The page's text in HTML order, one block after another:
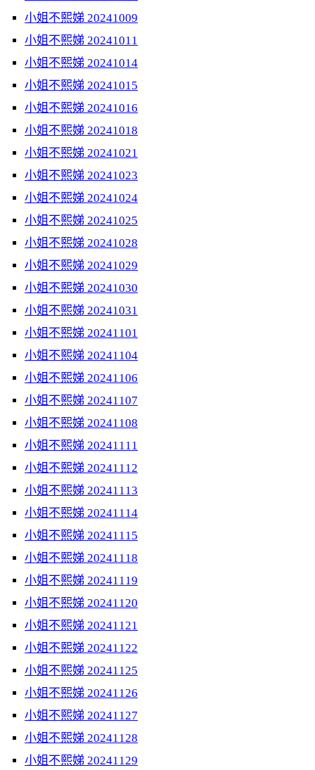
小姐不熙娣 20241009
小姐不熙娣 20241011
小姐不熙娣 20241014
小姐不熙娣 20241015
小姐不熙娣 20241016
小姐不熙娣 20241018
小姐不熙娣 20241021
小姐不熙娣 20241023
小姐不熙娣 20241024
小姐不熙娣 20241025
小姐不熙娣 20241028
小姐不熙娣 20241029
小姐不熙娣 20241030
小姐不熙娣 20241031
小姐不熙娣 20241101
小姐不熙娣 20241104
小姐不熙娣 20241106
小姐不熙娣 20241107
小姐不熙娣 20241108
小姐不熙娣 20241111
小姐不熙娣 20241112
小姐不熙娣 20241113
小姐不熙娣 20241114
小姐不熙娣 20241115
小姐不熙娣 20241118
小姐不熙娣 20241119
小姐不熙娣 20241120
小姐不熙娣 20241121
小姐不熙娣 20241122
小姐不熙娣 20241125
小姐不熙娣 20241126
小姐不熙娣 20241127
小姐不熙娣 20241128
小姐不熙娣 20241129